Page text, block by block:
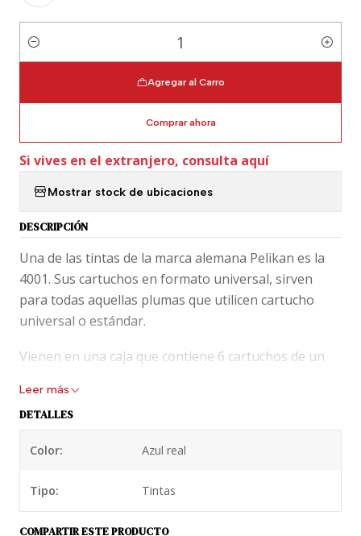
Cantidad
Agregar al Carro
Comprar ahora
Si vives en el extranjero, consulta aquí
Mostrar stock de ubicaciones
DESCRIPCIÓN
Una de las tintas de la marca alemana Pelikan es la
4001. Sus cartuchos en formato universal, sirven
para todas aquellas plumas que utilicen cartucho
universal o estándar.
Vienen en una caja que contiene 6 cartuchos de un
Cada cartucho Pelikan viene individualizado con una
inscripción que parece ser un sello de calidad ;-)
Leer más
DETALLES
Color: Azul real
Tipo: Tintas
COMPARTIR ESTE PRODUCTO